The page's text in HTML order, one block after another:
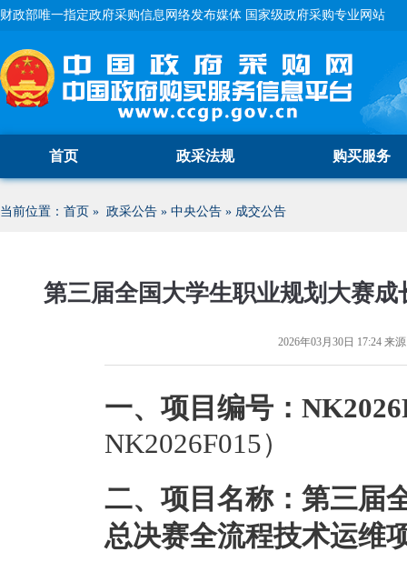
财政部唯一指定政府采购信息网络发布媒体 国家级政府采购专业网站
首页 政采法规 购买服务
当前位置： 首页 » 政采公告 » 中央公告 » 成交公告
第三届全国大学生职业规划大赛
2026年03月30日 17:24 来
一、项目编号：
NK2026F015）
二、项目名称：第三届
总决赛全流程技术运维